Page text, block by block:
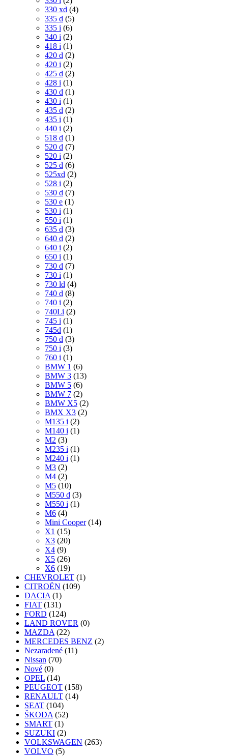
330 xd (4)
335 d (5)
335 i (6)
340 i (2)
418 i (1)
420 d (2)
420 i (2)
425 d (2)
428 i (1)
430 d (1)
430 i (1)
435 d (2)
435 i (1)
440 i (2)
518 d (1)
520 d (7)
520 i (2)
525 d (6)
525xd (2)
528 i (2)
530 d (7)
530 e (1)
530 i (1)
550 i (1)
635 d (3)
640 d (2)
640 i (2)
650 i (1)
730 d (7)
730 i (1)
730 ld (4)
740 d (8)
740 i (2)
740Li (2)
745 i (1)
745d (1)
750 d (3)
750 i (3)
760 i (1)
BMW 1 (6)
BMW 3 (13)
BMW 5 (6)
BMW 7 (2)
BMW X5 (2)
BMX X3 (2)
M135 i (2)
M140 i (1)
M2 (3)
M235 i (1)
M240 i (1)
M3 (2)
M4 (2)
M5 (10)
M550 d (3)
M550 i (1)
M6 (4)
Mini Cooper (14)
X1 (15)
X3 (20)
X4 (9)
X5 (26)
X6 (19)
CHEVROLET (1)
CITROËN (109)
DACIA (1)
FIAT (131)
FORD (124)
LAND ROVER (0)
MAZDA (22)
MERCEDES BENZ (2)
Nezaradené (11)
Nissan (70)
Nové (0)
OPEL (14)
PEUGEOT (158)
RENAULT (14)
SEAT (104)
ŠKODA (52)
SMART (1)
SUZUKI (2)
VOLKSWAGEN (263)
VOLVO (5)